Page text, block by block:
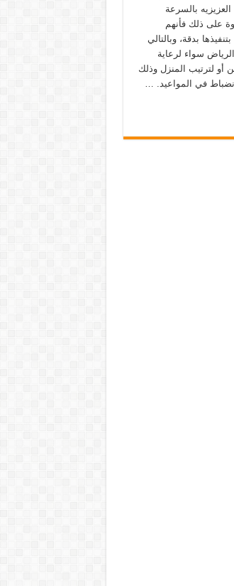
بالسرعة
على ذلك فأنهم
بدقة، وبالتالي
سواء لرعاية
أو لترتيب المنزل وذلك
في المواعيد. …